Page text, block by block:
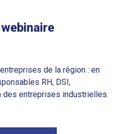
de la région : en
RH, DSI,
des entreprises industrielles.